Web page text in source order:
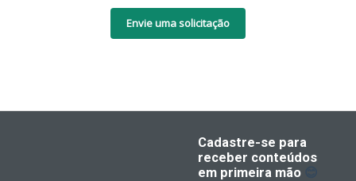
Envie uma solicitação